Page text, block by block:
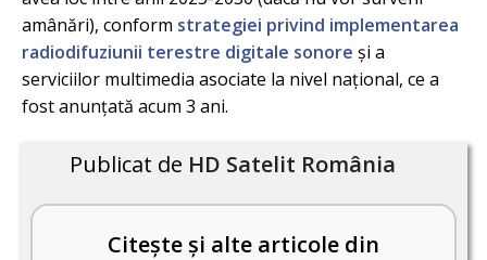
amânări), conform strategiei privind implementarea
radiodifuziunii terestre digitale sonore și a
serviciilor multimedia asociate la nivel național, ce a
fost anunțată acum 3 ani.
Publicat de HD Satelit România
Citește și alte articole din